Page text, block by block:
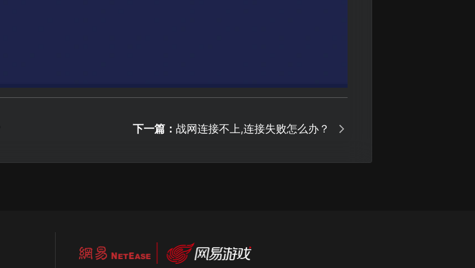
下一篇： 战网连接不上,连接失败怎么办？